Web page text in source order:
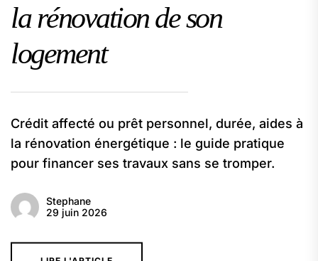
la rénovation de son
logement
Crédit affecté ou prêt personnel, durée, aides à
la rénovation énergétique : le guide pratique
pour financer ses travaux sans se tromper.
Stephane
29 juin 2026